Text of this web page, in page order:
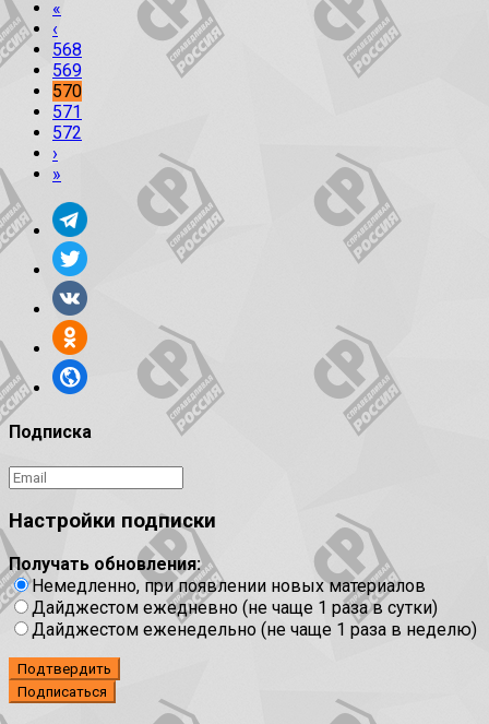
«
‹
568
569
570
571
572
›
»
Подписка
Настройки подписки
Получать обновления:
Немедленно, при появлении новых материалов
Дайджестом ежедневно (не чаще 1 раза в сутки)
Дайджестом еженедельно (не чаще 1 раза в неделю)
Подтвердить